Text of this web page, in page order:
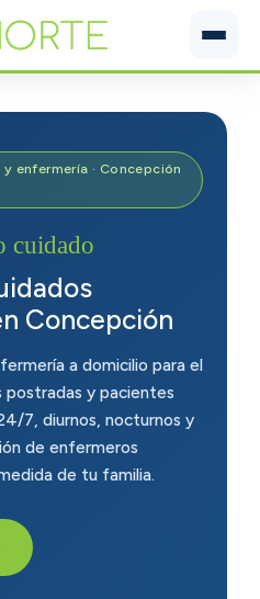
7106 9095
por WhatsApp
enfermería · Concepción
cuidado
Concepción
a domicilio para el
postradas y pacientes
7, diurnos, nocturnos y
de enfermeros
de tu familia.